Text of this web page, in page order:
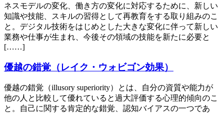
ネスモデルの変化、働き方の変化に対応するために、新しい
知識や技能、スキルの習得として再教育をする取り組みのこ
と。デジタル技術をはじめとした大きな変化に伴って新しい
業務や仕事が生まれ、今後その領域の技能を新たに必要と
[……]
優越の錯覚（レイク・ウォビゴン効果）
優越の錯覚（illusory superiority）とは、自分の資質や能力が
他の人と比較して優れていると過大評価する心理的傾向のこ
と。自己に関する肯定的な錯覚、認知バイアスの一つであ